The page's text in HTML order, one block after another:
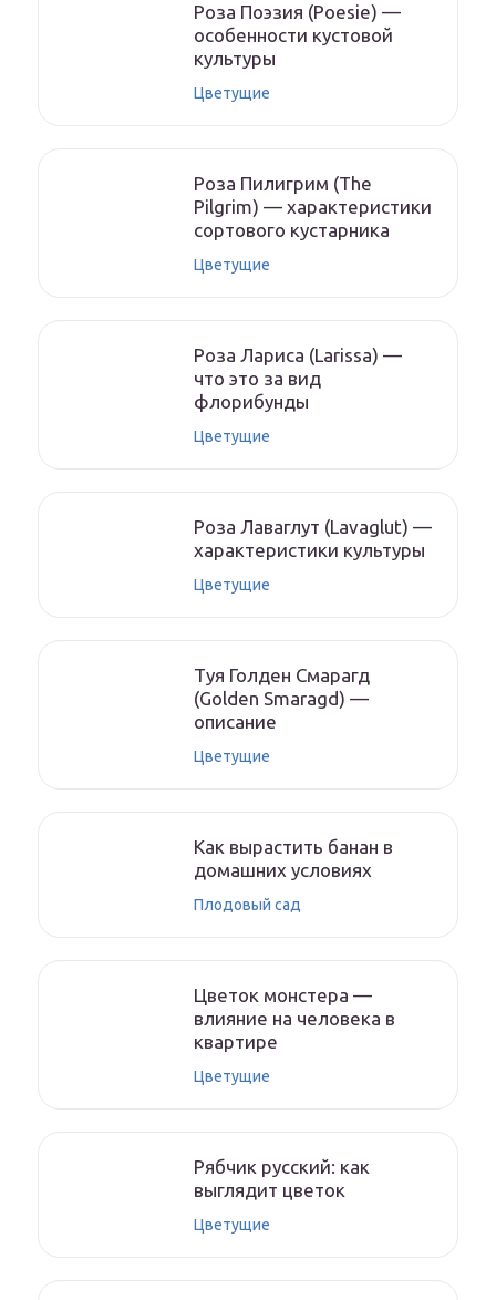
Роза Поэзия (Poesie) —
особенности кустовой
культуры
Цветущие
Роза Пилигрим (The
Pilgrim) — характеристики
сортового кустарника
Цветущие
Роза Лариса (Larissa) —
что это за вид
флорибунды
Цветущие
Роза Лаваглут (Lavaglut) —
характеристики культуры
Цветущие
Туя Голден Смарагд
(Golden Smaragd) —
описание
Цветущие
Как вырастить банан в
домашних условиях
Плодовый сад
Цветок монстера —
влияние на человека в
квартире
Цветущие
Рябчик русский: как
выглядит цветок
Цветущие